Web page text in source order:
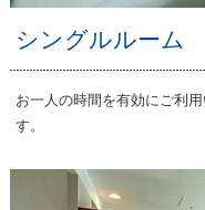
シングルルーム
お一人の時間を有効にご利
す。